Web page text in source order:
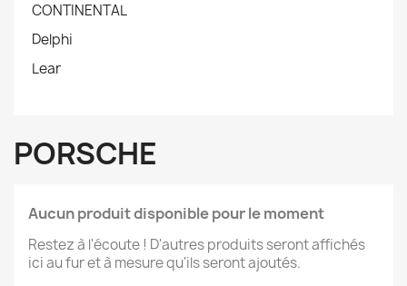
CONTINENTAL
Delphi
Lear
PORSCHE
Aucun produit disponible pour le moment
Restez à l'écoute ! D'autres produits seront affichés
ici au fur et à mesure qu'ils seront ajoutés.